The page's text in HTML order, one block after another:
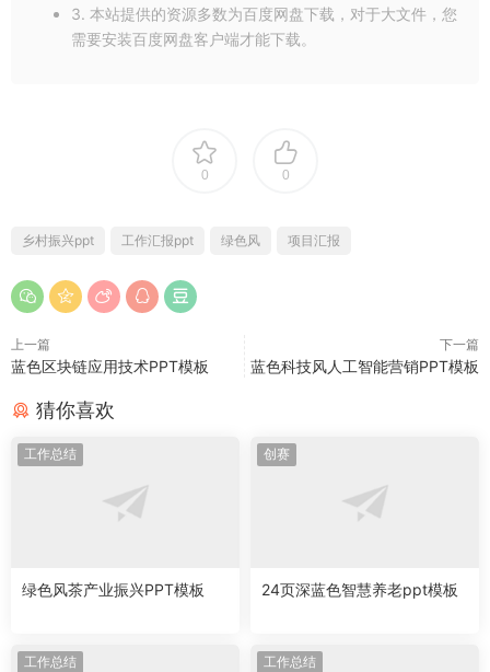
3. 本站提供的资源多数为百度网盘下载，对于大文件，您
需要安装百度网盘客户端才能下载。
0 0
乡村振兴ppt 工作汇报ppt 绿色风 项目汇报
上一篇
蓝色区块链应用技术PPT模板
下一篇
蓝色科技风人工智能营销PPT模板
猜你喜欢
工作总结
绿色风茶产业振兴PPT模板
创赛
24页深蓝色智慧养老ppt模板
工作总结 工作总结